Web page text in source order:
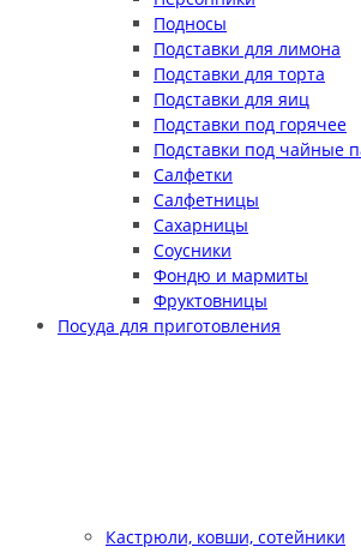
Подносы
Подставки для лимона
Подставки для торта
Подставки для яиц
Подставки под горячее
Подставки под чайные
Салфетки
Салфетницы
Сахарницы
Соусники
Фондю и мармиты
Фруктовницы
Посуда для приготовления
Кастрюли, ковши, сотейники